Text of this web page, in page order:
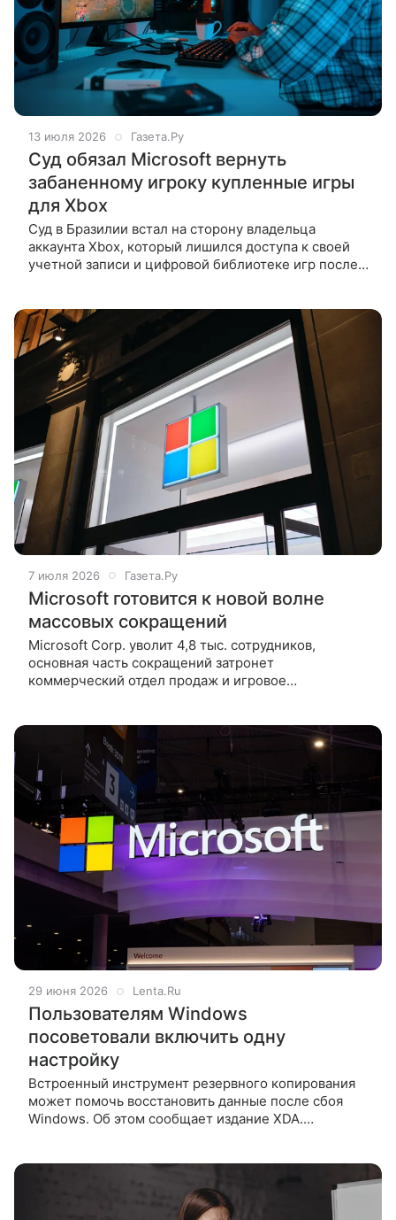
13 июля 2026 Газета.Ру
Суд обязал Microsoft вернуть
забаненному игроку купленные игры
для Xbox
Суд в Бразилии встал на сторону владельца
аккаунта Xbox, который лишился доступа к своей
учетной записи и цифровой библиотеке игр после
7 июля 2026 Газета.Ру
Microsoft готовится к новой волне
массовых сокращений
Microsoft Corp. уволит 4,8 тыс. сотрудников,
основная часть сокращений затронет
коммерческий отдел продаж и игровое
29 июня 2026 Lenta.Ru
Пользователям Windows
посоветовали включить одну
настройку
Встроенный инструмент резервного копирования
может помочь восстановить данные после сбоя
Windows. Об этом сообщает издание XDA.